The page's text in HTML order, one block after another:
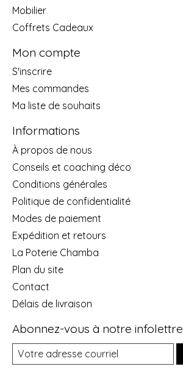
Mobilier
Coffrets Cadeaux
Mon compte
S'inscrire
Mes commandes
Ma liste de souhaits
Informations
À propos de nous
Conseils et coaching déco
Conditions générales
Politique de confidentialité
Modes de paiement
Expédition et retours
La Poterie Chamba
Plan du site
Contact
Délais de livraison
Abonnez-vous à notre infolettre